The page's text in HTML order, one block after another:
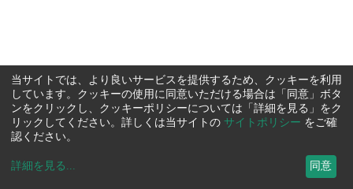
当サイトでは、より良いサービスを提供するため、クッキーを利用
しています。クッキーの使用に同意いただける場合は「同意」ボタ
ンをクリックし、クッキーポリシーについては「詳細を見る」をク
リックしてください。詳しくは当サイトの サイトポリシー をご確
認ください。
詳細を見る ... 同意